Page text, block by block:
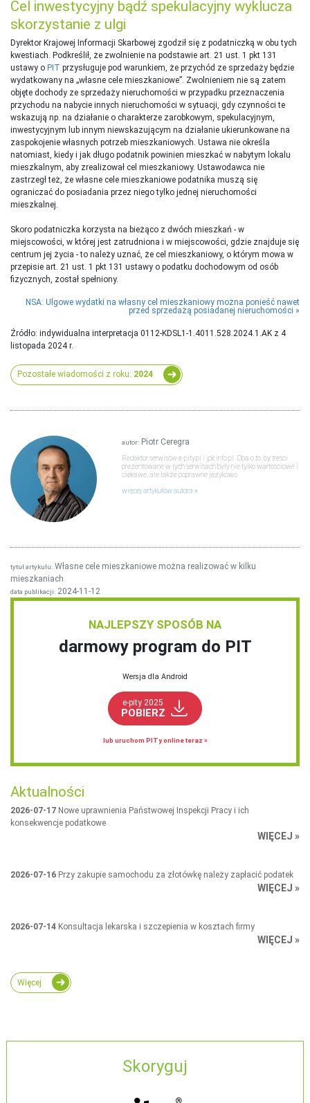
NAJLEPSZY SPOSÓB NA
darmowy program do PIT
Wersja dla Android
e-pity 2025
POBIERZ
lub uruchom PITy online teraz »
Aktualności
2026-07-17 Nowe uprawnienia Państwowej Inspekcji Pracy i ich
konsekwencje podatkowe
WIĘCEJ »
2026-07-16 Przy zakupie samochodu za złotówkę należy zapłacić podatek
WIĘCEJ »
2026-07-14 Konsultacja lekarska i szczepienia w kosztach firmy
WIĘCEJ »
Więcej
Cel inwestycyjny bądź spekulacyjny wyklucza
skorzystanie z ulgi
Dyrektor Krajowej Informacji Skarbowej zgodził się z podatniczką w obu tych
kwestiach. Podkreślił, że zwolnienie na podstawie art. 21 ust. 1 pkt 131
ustawy o PIT przysługuje pod warunkiem, że przychód ze sprzedaży będzie
wydatkowany na „własne cele mieszkaniowe”. Zwolnieniem nie są zatem
objęte dochody ze sprzedaży nieruchomości w przypadku przeznaczenia
przychodu na nabycie innych nieruchomości w sytuacji, gdy czynności te
wskazują np. na działanie o charakterze zarobkowym, spekulacyjnym,
inwestycyjnym lub innym niewskazującym na działanie ukierunkowane na
zaspokojenie własnych potrzeb mieszkaniowych. Ustawa nie określa
natomiast, kiedy i jak długo podatnik powinien mieszkać w nabytym lokalu
mieszkalnym, aby zrealizował cel mieszkaniowy. Ustawodawca nie
zastrzegł też, że własne cele mieszkaniowe podatnika muszą się
ograniczać do posiadania przez niego tylko jednej nieruchomości
mieszkalnej.
Skoro podatniczka korzysta na bieżąco z dwóch mieszkań - w
miejscowości, w której jest zatrudniona i w miejscowości, gdzie znajduje się
centrum jej życia - to należy uznać, że cel mieszkaniowy, o którym mowa w
przepisie art. 21 ust. 1 pkt 131 ustawy o podatku dochodowym od osób
fizycznych, został spełniony.
NSA: Ulgowe wydatki na własny cel mieszkaniowy można ponieść nawet
przed sprzedażą posiadanej nieruchomości
Źródło: indywidualna interpretacja 0112-KDSL1-1.4011.528.2024.1.AK z 4
listopada 2024 r.
Pozostałe wiadomości z roku: 2024
autor: Piotr Ceregra
Redaktor serwisów e-pity.pl i jpk.info.pl. Dba o to, by treści
prezentowane w tych serwisach były nie tylko wartościowe i
ciekawe, ale także poprawne językowo.
więcej artykułów autora
tytuł artykułu: Własne cele mieszkaniowe można realizować w kilku
mieszkaniach
data publikacji: 2024-11-12
Skoryguj